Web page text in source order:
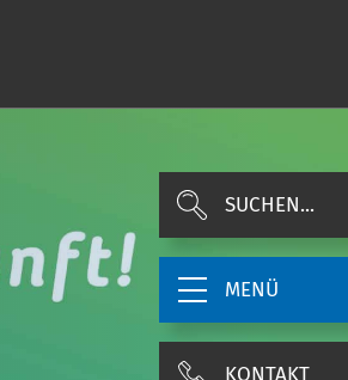
SUCHEN...
MENÜ
KONTAKT